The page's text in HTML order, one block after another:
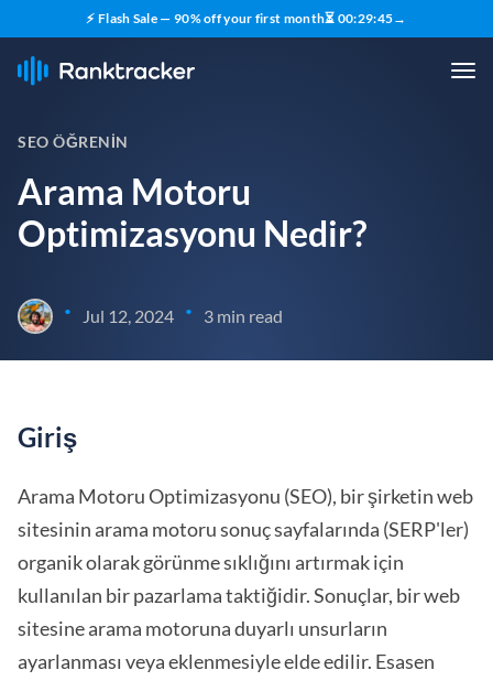
⚡ Flash Sale — 90% off your first month⏳ 00:29:44→
SEO ÖĞRENIN
Arama Motoru
Optimizasyonu Nedir?
• Jul 12, 2024 • 3 min read
Giriş
Arama Motoru Optimizasyonu (SEO), bir şirketin web
sitesinin arama motoru sonuç sayfalarında (SERP'ler)
organik olarak görünme sıklığını artırmak için
kullanılan bir pazarlama taktiğidir. Sonuçlar, bir web
sitesine arama motoruna duyarlı unsurların
ayarlanması veya eklenmesiyle elde edilir. Esasen